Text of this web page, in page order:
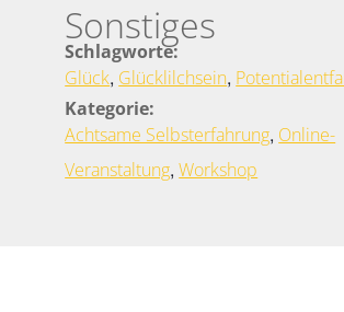
Sonstiges
Schlagworte:
Glück, Glücklilchsein,
Kategorie:
Achtsame Selbsterfahrung, Online-
Veranstaltung,Workshop